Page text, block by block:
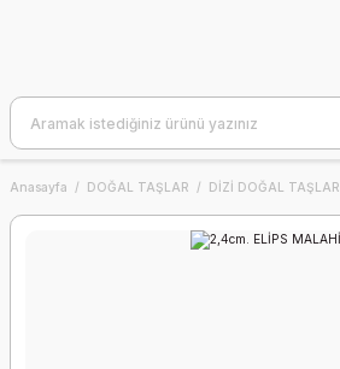
Anasayfa DOĞAL TAŞLAR DİZİ DOĞAL TAŞLAR